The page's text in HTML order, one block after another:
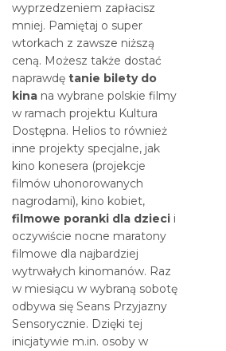
wyprzedzeniem zapłacisz
mniej. Pamiętaj o super
wtorkach z zawsze niższą
ceną. Możesz także dostać
naprawdę tanie bilety do
kina na wybrane polskie filmy
w ramach projektu Kultura
Dostępna. Helios to również
inne projekty specjalne, jak
kino konesera (projekcje
filmów uhonorowanych
nagrodami), kino kobiet,
filmowe poranki dla dzieci i
oczywiście nocne maratony
filmowe dla najbardziej
wytrwałych kinomanów. Raz
w miesiącu w wybraną sobotę
odbywa się Seans Przyjazny
Sensorycznie. Dzięki tej
inicjatywie m.in. osoby w